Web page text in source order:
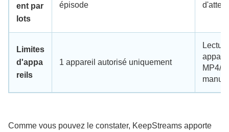
ent par
lots
épisode
Limites
d'appa
reils
1 appareil autorisé uniquement
MP4/
manuel
Comme vous pouvez le constater, KeepStreams apporte